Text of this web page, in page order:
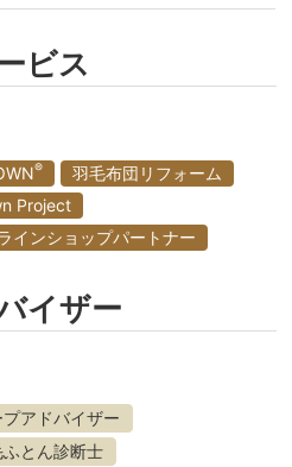
ビス
®
羽毛布団リフォーム
Project
インショップパートナー
イザー
プアドバイザー
ふとん診断士